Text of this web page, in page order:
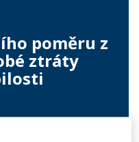
poměru z
ztráty